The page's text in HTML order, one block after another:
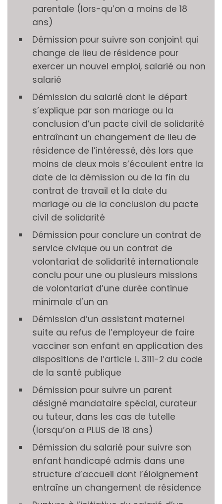
parentale (lors-qu’on a moins de 18
ans)
Démission pour suivre son conjoint qui
change de lieu de résidence pour
exercer un nouvel emploi, salarié ou non
salarié
Démission du salarié dont le départ
s’explique par son mariage ou la
conclusion d’un pacte civil de solidarité
entraînant un changement de lieu de
résidence de l’intéressé, dès lors que
moins de deux mois s’écoulent entre la
date de la démission ou de la fin du
contrat de travail et la date du
mariage ou de la conclusion du pacte
civil de solidarité
Démission pour conclure un contrat de
service civique ou un contrat de
volontariat de solidarité internationale
conclu pour une ou plusieurs missions
de volontariat d’une durée continue
minimale d’un an
Démission d’un assistant maternel
suite au refus de l’employeur de faire
vacciner son enfant en application des
dispositions de l’article L. 3111-2 du code
de la santé publique
Démission pour suivre un parent
désigné mandataire spécial, curateur
ou tuteur, dans les cas de tutelle
(lorsqu’on a PLUS de 18 ans)
Démission du salarié pour suivre son
enfant handicapé admis dans une
structure d’accueil dont l’éloignement
entraîne un changement de résidence